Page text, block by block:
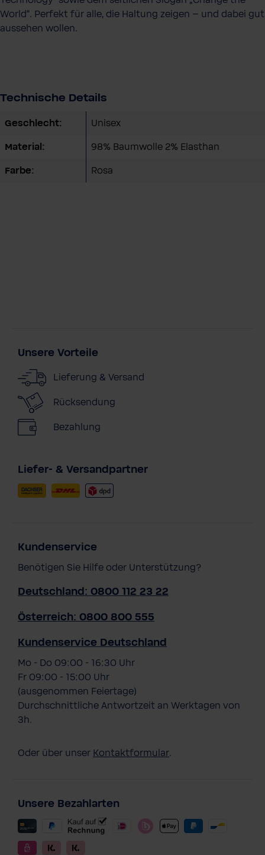
World“. Perfekt für alle, die Haltung zeigen – und dabei gut
aussehen wollen.
Technische Details
Geschlecht: Unisex
Material: 98% Baumwolle 2% Elasthan
Farbe: Rosa
Unsere Vorteile
Lieferung & Versand
Rücksendung
Bezahlung
Liefer- & Versandpartner
Kundenservice
Benötigen Sie Hilfe oder Unterstützung?
Deutschland: 0800 112 23 22
Österreich: 0800 800 555
Kundenservice Deutschland
Mo - Do 09:00 - 16:30 Uhr
Fr 09:00 - 15:00 Uhr
(ausgenommen Feiertage)
Durchschnittliche Antwortzeit an Werktagen von
3h.
Oder über unser Kontaktformular.
Unsere Bezahlarten